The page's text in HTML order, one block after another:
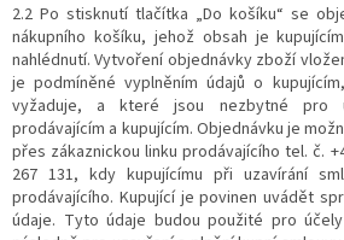
2.2 Po stisknutí tlačítka „Do košíku“ se
nákupního košíku, jehož obsah je
nahlédnutí. Vytvoření objednávky zboží
je podmíněné vyplněním údajů o
vyžaduje, a které jsou nezbytné pro
prodávajícím a kupujícím. Objednávku je
přes zákaznickou linku prodávajícího tel. č.
267 131, kdy kupujícímu při uzavírání
prodávajícího. Kupující je povinen uvádět
údaje. Tyto údaje budou použité pro